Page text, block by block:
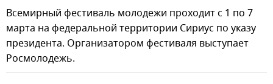
Всемирный фестиваль молодежи проходит с 1 по 7
марта на федеральной территории Сириус по указу
президента. Организатором фестиваля выступает
Росмолодежь.